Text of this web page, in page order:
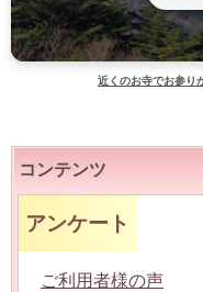
近くのお寺でお参り
コンテンツ
アンケート
ご利用者様の声